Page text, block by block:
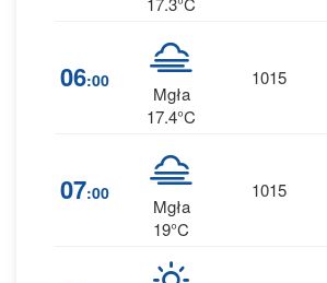
06:00
Mgła
17.4°C
1015
07:00
Mgła
19°C
1015